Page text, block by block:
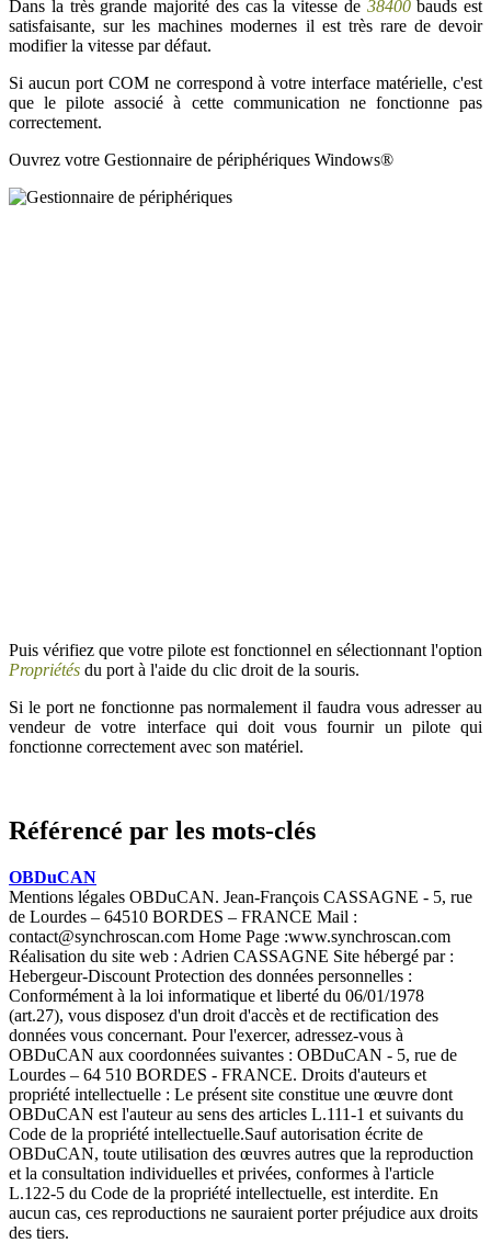
Dans la très grande majorité des cas la vitesse de 38400 bauds est
satisfaisante, sur les machines modernes il est très rare de devoir
modifier la vitesse par défaut.
Si aucun port COM ne correspond à votre interface matérielle, c'est
que le pilote associé à cette communication ne fonctionne pas
correctement.
Ouvrez votre Gestionnaire de périphériques Windows®
Puis vérifiez que votre pilote est fonctionnel en sélectionnant l'option
Propriétés du port à l'aide du clic droit de la souris.
Si le port ne fonctionne pas normalement il faudra vous adresser au
vendeur de votre interface qui doit vous fournir un pilote qui
fonctionne correctement avec son matériel.
Référencé par les mots-clés
OBDuCAN
Mentions légales OBDuCAN. Jean-François CASSAGNE - 5, rue
de Lourdes – 64510 BORDES – FRANCE Mail :
contact@synchroscan.com Home Page :www.synchroscan.com
Réalisation du site web : Adrien CASSAGNE Site hébergé par :
Hebergeur-Discount Protection des données personnelles :
Conformément à la loi informatique et liberté du 06/01/1978
(art.27), vous disposez d'un droit d'accès et de rectification des
données vous concernant. Pour l'exercer, adressez-vous à
OBDuCAN aux coordonnées suivantes : OBDuCAN - 5, rue de
Lourdes – 64 510 BORDES - FRANCE. Droits d'auteurs et
propriété intellectuelle : Le présent site constitue une œuvre dont
OBDuCAN est l'auteur au sens des articles L.111-1 et suivants du
Code de la propriété intellectuelle.Sauf autorisation écrite de
OBDuCAN, toute utilisation des œuvres autres que la reproduction
et la consultation individuelles et privées, conformes à l'article
L.122-5 du Code de la propriété intellectuelle, est interdite. En
aucun cas, ces reproductions ne sauraient porter préjudice aux droits
des tiers.